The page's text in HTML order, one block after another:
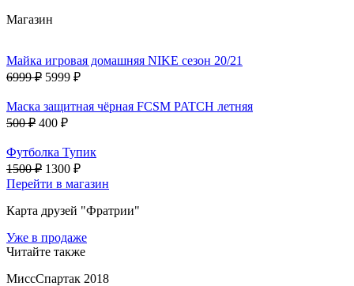
Магазин
Майка игровая домашняя NIKE сезон 20/21
6999 ₽ 5999 ₽
Маска защитная чёрная FCSM PATCH летняя
500 ₽ 400 ₽
Футболка Тупик
1500 ₽ 1300 ₽
Перейти в магазин
Карта друзей "Фратрии"
Уже в продаже
Читайте также
МиссСпартак 2018